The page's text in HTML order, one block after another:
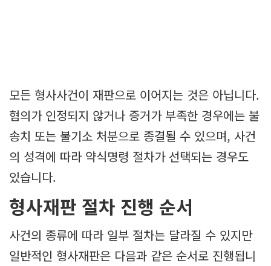
모든 형사사건이 재판으로 이어지는 것은 아닙니다.
혐의가 인정되지 않거나 증거가 부족한 경우에는 불
송치 또는 불기소 처분으로 종결될 수 있으며, 사건
의 성격에 따라 약식명령 절차가 선택되는 경우도
있습니다.
형사재판 절차 진행 순서
사건의 종류에 따라 일부 절차는 달라질 수 있지만
일반적인 형사재판은 다음과 같은 순서로 진행됩니